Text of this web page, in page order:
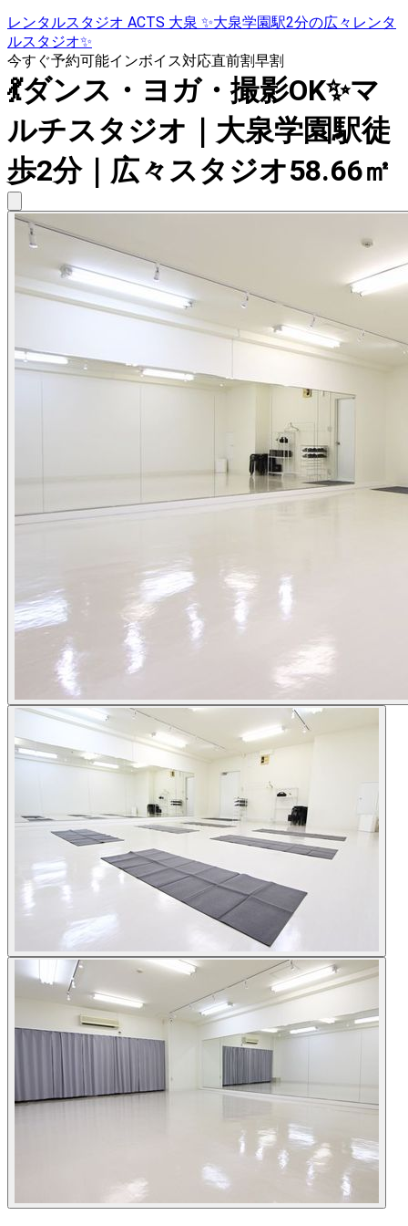
レンタルスタジオ ACTS 大泉 ✨大泉学園駅2分の広々レンタ
ルスタジオ✨
今すぐ予約可能インボイス対応直前割早割
💃ダンス・ヨガ・撮影OK✨マ
ルチスタジオ｜大泉学園駅徒
歩2分｜広々スタジオ58.66㎡